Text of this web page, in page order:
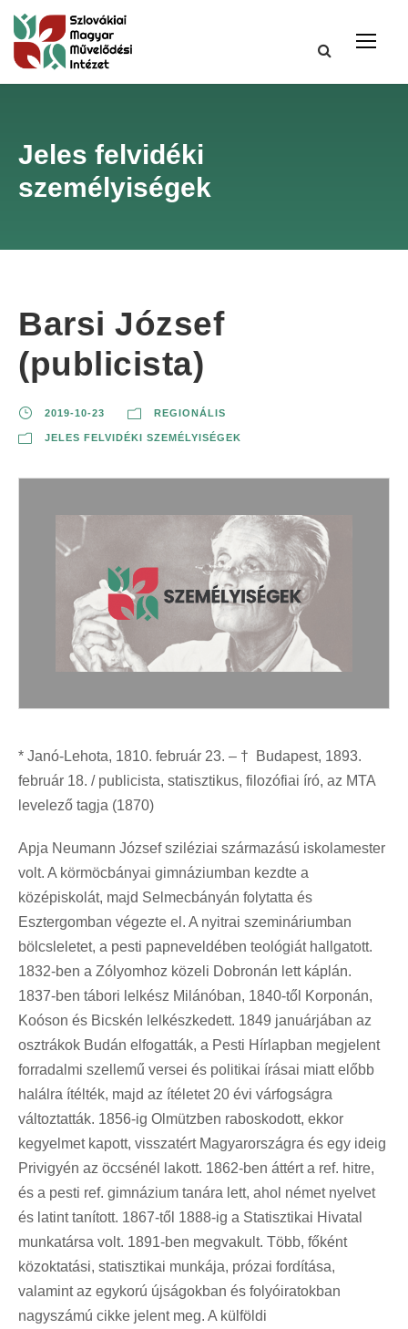
Jeles felvidéki
személyiségek
Barsi József
(publicista)
2019-10-23 REGIONÁLIS
JELES FELVIDÉKI SZEMÉLYISÉGEK
* Janó-Lehota, 1810. február 23. – † Budapest, 1893.
február 18. / publicista, statisztikus, filozófiai író, az MTA
levelező tagja (1870)
Apja Neumann József sziléziai származású iskolamester
volt. A körmöcbányai gimnáziumban kezdte a
középiskolát, majd Selmecbányán folytatta és
Esztergomban végezte el. A nyitrai szemináriumban
bölcsleletet, a pesti papneveldében teológiát hallgatott.
1832-ben a Zólyomhoz közeli Dobronán lett káplán.
1837-ben tábori lelkész Milánóban, 1840-től Korponán,
Koóson és Bicskén lelkészkedett. 1849 januárjában az
osztrákok Budán elfogatták, a Pesti Hírlapban megjelent
forradalmi szellemű versei és politikai írásai miatt előbb
halálra ítélték, majd az ítéletet 20 évi várfogságra
változtatták. 1856-ig Olmützben raboskodott, ekkor
kegyelmet kapott, visszatért Magyarországra és egy ideig
Privigyén az öccsénél lakott. 1862-ben áttért a ref. hitre,
és a pesti ref. gimnázium tanára lett, ahol német nyelvet
és latint tanított. 1867-től 1888-ig a Statisztikai Hivatal
munkatársa volt. 1891-ben megvakult. Több, főként
közoktatási, statisztikai munkája, prózai fordítása,
valamint az egykorú újságokban és folyóiratokban
nagyszámú cikke jelent meg. A külföldi